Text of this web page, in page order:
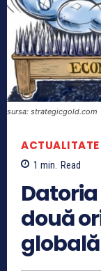
sursa: strategicgold.com
ACTUALITATE
1 min. Read
două
globală